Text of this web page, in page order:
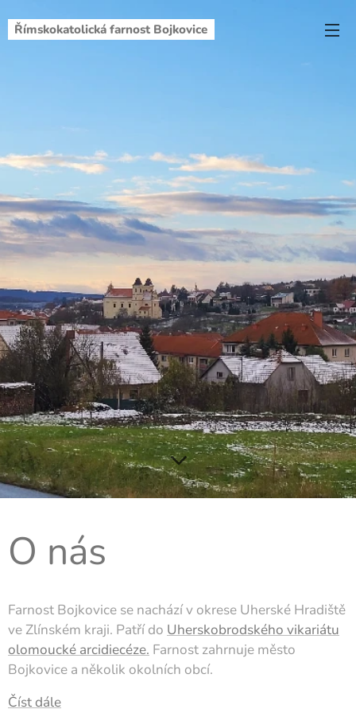
Římskokatolická farnost Bojkovice
O nás
Farnost Bojkovice se nachází v okrese Uherské Hradiště
ve Zlínském kraji. Patří do Uherskobrodského vikariátu
olomoucké arcidiecéze. Farnost zahrnuje město
Bojkovice a několik okolních obcí.
Číst dále